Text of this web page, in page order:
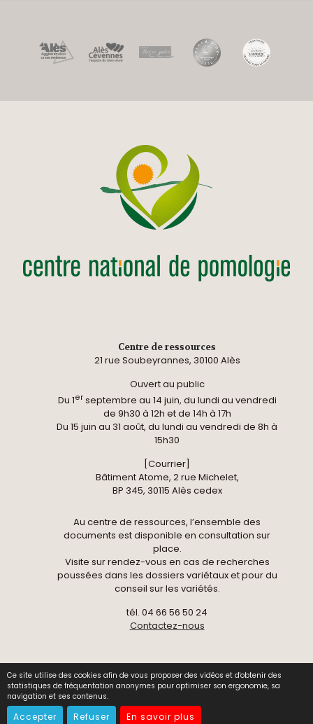
Ce site utilise des cookies afin de vous proposer des vidéos et d'obtenir des
statistiques de fréquentation anonymes pour optimiser son ergonomie, sa
navigation et ses contenus.
Accepter Refuser En savoir plus
Centre de ressources
21 rue Soubeyrannes, 30100 Alès
Ouvert au public
Du 1erseptembre au 14 juin, du lundi au vendredi
de 9h30 à 12h et de 14h à 17h
Du 15 juin au 31 août, du lundi au vendredi de 8h à
15h30
[Courrier]
Bâtiment Atome, 2 rue Michelet,
BP 345, 30115 Alès cedex
Au centre de ressources, l’ensemble des
documents est disponible en consultation sur
place.
Visite sur rendez-vous en cas de recherches
poussées dans les dossiers variétaux et pour du
conseil sur les variétés.
tél. 04 66 56 50 24
Contactez-nous
© 2026 Centre National de Pomologie -Données
personnelles-Mentions légales -
Gestion des cookies
-Contact